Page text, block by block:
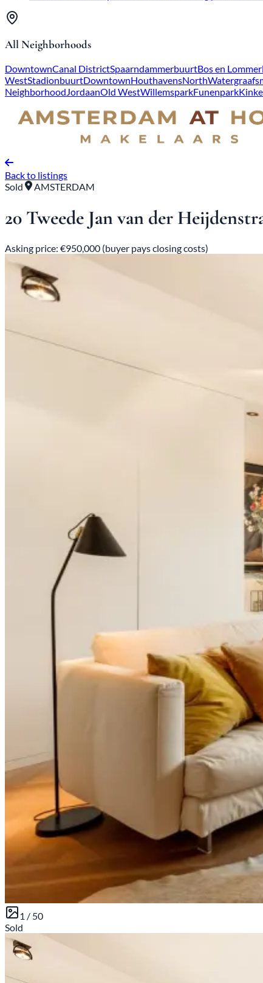
All Neighborhoods
DowntownCanal DistrictSpaarndammerbuurtBos en Lommer
WestStadionbuurtDowntownHouthavensNorth
NeighborhoodJordaanOld WestWillemsparkFunenpark
Back to listings
Sold
AMSTERDAM
20 Tweede Jan van der
Asking price: €950,000 (buyer pays closing costs)
1 / 50
Sold